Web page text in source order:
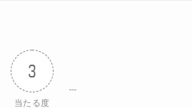
3
当たる度